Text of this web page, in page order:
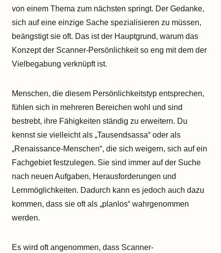
von einem Thema zum nächsten springt. Der Gedanke,
sich auf eine einzige Sache spezialisieren zu müssen,
beängstigt sie oft. Das ist der Hauptgrund, warum das
Konzept der Scanner-Persönlichkeit so eng mit dem der
Vielbegabung verknüpft ist.
Menschen, die diesem Persönlichkeitstyp entsprechen,
fühlen sich in mehreren Bereichen wohl und sind
bestrebt, ihre Fähigkeiten ständig zu erweitern. Du
kennst sie vielleicht als „Tausendsassa“ oder als
„Renaissance-Menschen“, die sich weigern, sich auf ein
Fachgebiet festzulegen. Sie sind immer auf der Suche
nach neuen Aufgaben, Herausforderungen und
Lernmöglichkeiten. Dadurch kann es jedoch auch dazu
kommen, dass sie oft als „planlos“ wahrgenommen
werden.
Es wird oft angenommen, dass Scanner-